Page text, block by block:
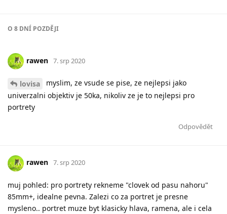
O 8 DNÍ POZDĚJI
rawen 7. srp 2020
lovisa
myslim, ze vsude se pise, ze nejlepsi jako
univerzalni objektiv je 50ka, nikoliv ze je to nejlepsi pro
portrety
Odpovědět
rawen 7. srp 2020
muj pohled: pro portrety rekneme "clovek od pasu nahoru"
85mm+, idealne pevna. Zalezi co za portret je presne
mysleno.. portret muze byt klasicky hlava, ramena, ale i cela